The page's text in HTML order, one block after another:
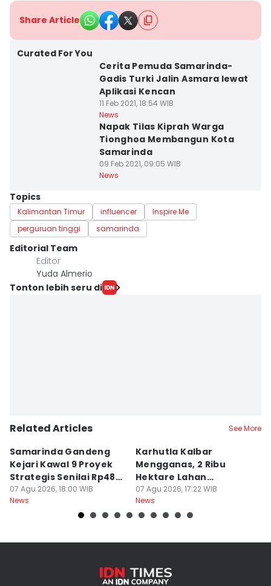
Share Article
Curated For You
Cerita Pemuda Samarinda-
Gadis Turki Jalin Asmara lewat
Aplikasi Kencan
11 Feb 2021, 18:54 WIB
News
Napak Tilas Kiprah Warga
Tionghoa Membangun Kota
Samarinda
09 Feb 2021, 09:05 WIB
News
Topics
Kalimantan Timur influencer
Inspire Me
perguruan tinggi
samarinda
Editorial Team
Editor
Yuda Almerio
Tonton lebih seru di
Related Articles See More
Samarinda Gandeng
Kejari Kawal 9 Proyek
Strategis Senilai Rp48
Miliar
07 Agu 2026, 18:00 WIB
News
Karhutla Kalbar
Mengganas, 2 Ribu
Hektare Lahan
Terbakar saat Kemarau
07 Agu 2026, 17:22 WIB
News